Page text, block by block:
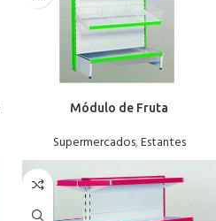
Módulo de Fruta
Supermercados,Estantes